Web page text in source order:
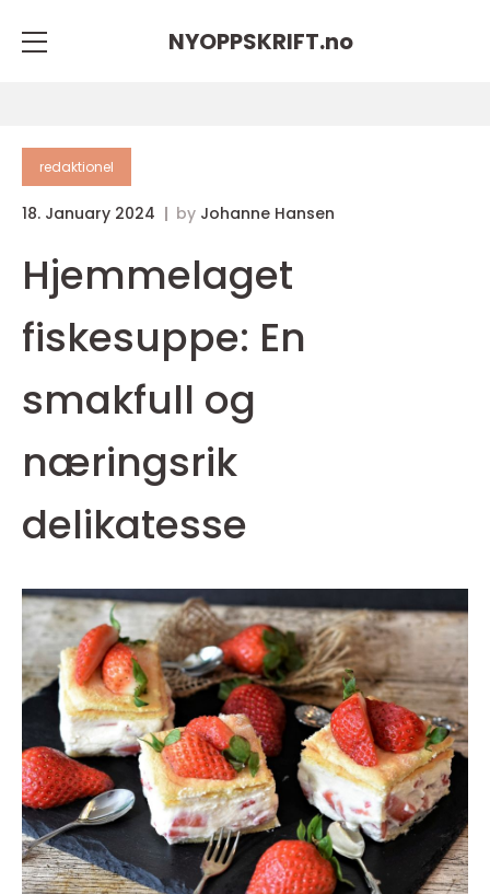
NYOPPSKRIFT.no
redaktionel
18. January 2024 by Johanne Hansen
Hjemmelaget
fiskesuppe: En
smakfull og
næringsrik
delikatesse